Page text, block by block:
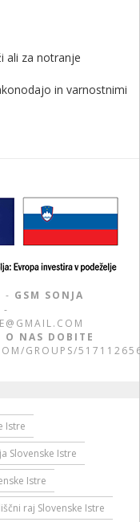
ali za notranje
in varnostnimi
- GSM SONJA
-
NAS DOBITE
GROUPS/
Istre
Slovenske Istre
Istre
raj Slovenske Istre